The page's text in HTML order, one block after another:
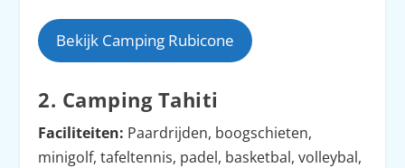
Bekijk Camping Rubicone
2. Camping Tahiti
Faciliteiten: Paardrijden, boogschieten,
minigolf, tafeltennis, padel, basketbal, volleybal,